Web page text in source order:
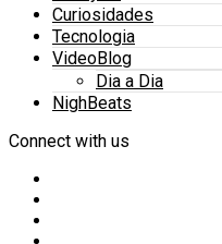
Curiosidades
Tecnologia
VideoBlog
Dia a Dia
NighBeats
Connect with us